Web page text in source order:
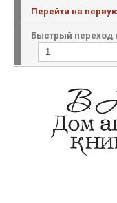
Перейти на
Быстрый переход